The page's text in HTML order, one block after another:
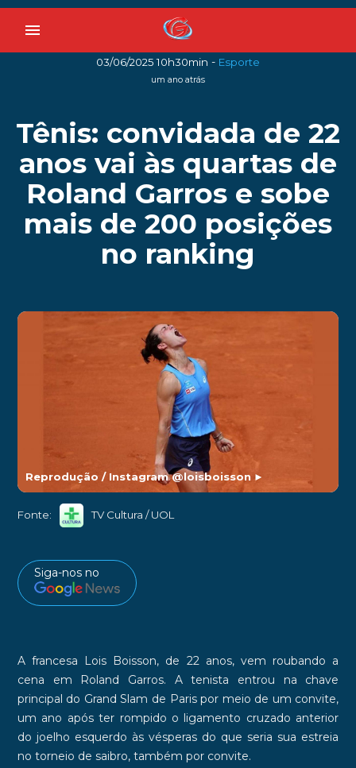
menu
03/06/2025 10h30min - Esporte
um ano atrás
Tênis: convidada de 22
anos vai às quartas de
Roland Garros e sobe
mais de 200 posições
no ranking
Reprodução / Instagram @loisboisson►
Fonte: TV Cultura / UOL
Siga-nos no
A francesa Lois Boisson, de 22 anos, vem roubando a
cena em
Roland Garros. A tenista entrou na chave
principal do Grand Slam de Paris por meio de um convite,
um ano após ter rompido o ligamento cruzado anterior
do joelho esquerdo às vésperas do que seria sua estreia
no torneio de saibro, também por convite.